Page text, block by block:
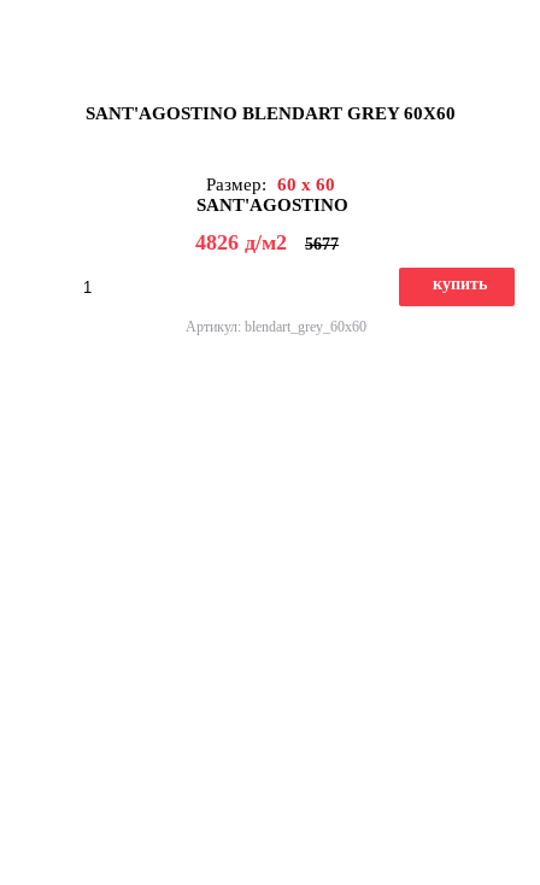
SANT'AGOSTINO BLENDART GREY 60X60
Размер:
60 x 60
SANT'AGOSTINO
4826 д/м2 5677
купить
Артикул: blendart_grey_60x60